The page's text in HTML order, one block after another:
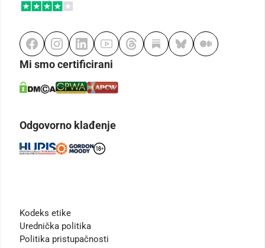
Mi smo certificirani
Odgovorno klađenje
Kodeks etike
Urednička politika
Politika pristupačnosti